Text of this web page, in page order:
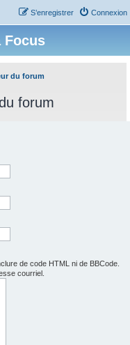
Connexion
S’enregistrer
Focus
du forum
forum
de code HTML ni de BBCode.
courriel.